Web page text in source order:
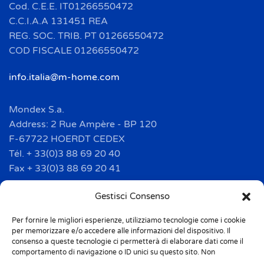
Gestisci Consenso
Per fornire le migliori esperienze, utilizziamo tecnologie come i cookie
per memorizzare e/o accedere alle informazioni del dispositivo. Il
consenso a queste tecnologie ci permetterà di elaborare dati come il
comportamento di navigazione o ID unici su questo sito. Non
Cod. C.E.E. IT01266550472
C.C.I.A.A 131451 REA
REG. SOC. TRIB. PT 01266550472
COD FISCALE 01266550472
info.italia@m-home.com
Mondex S.a.
Address: 2 Rue Ampère - BP 120
F-67722 HOERDT CEDEX
Tél. + 33(0)3 88 69 20 40
Fax + 33(0)3 88 69 20 41
info.france@m-home.com
Mondex Menaje España S.a.
Address: Ctra de Girona, km. 101.5